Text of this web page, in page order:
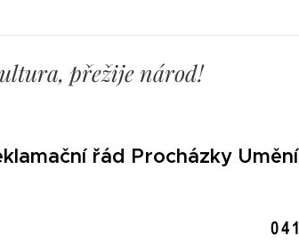
přežije národ!
řád Procházky